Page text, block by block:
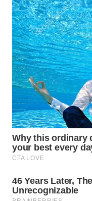
WN
SULSEL
WN
GORONTALO
WN
SULUT
WN
MALUKU
MALUT